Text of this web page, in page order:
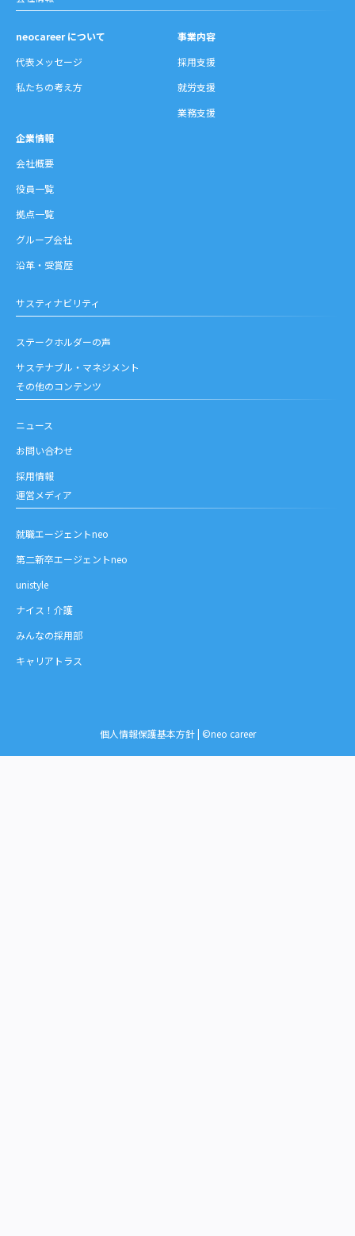
neocareer について
代表メッセージ
私たちの考え方
事業内容
採用支援
就労支援
業務支援
企業情報
会社概要
役員一覧
拠点一覧
グループ会社
沿革・受賞歴
サスティナビリティ
ステークホルダーの声
サステナブル・マネジメント
その他のコンテンツ
ニュース
お問い合わせ
採用情報
運営メディア
就職エージェントneo
第二新卒エージェントneo
unistyle
ナイス！介護
みんなの採用部
キャリアトラス
個人情報保護基本方針| ©neo career